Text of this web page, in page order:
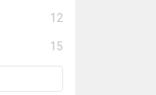
12
15